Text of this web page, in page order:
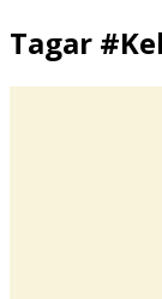
Tagar #